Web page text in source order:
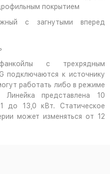
покрытием
с загнутыми вперед
с трехрядным
подключаются к источнику
работать либо в режиме
Линейка представлена 10
до 13,0 кВт. Статическое
может изменяться от 12